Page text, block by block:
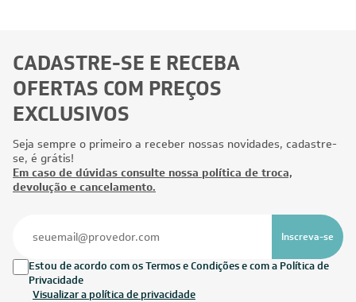
CADASTRE-SE E RECEBA
OFERTAS COM PREÇOS
EXCLUSIVOS
Seja sempre o primeiro a receber nossas novidades, cadastre-
se, é grátis!
Em caso de dúvidas consulte nossa política de troca,
devolução e cancelamento.
Inscreva-se
Estou de acordo com os Termos e Condições e com a Política de
Privacidade
Visualizar a política de privacidade